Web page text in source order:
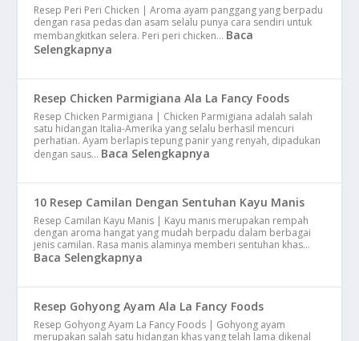
Resep Peri Peri Chicken | Aroma ayam panggang yang berpadu
dengan rasa pedas dan asam selalu punya cara sendiri untuk
membangkitkan selera. Peri peri chicken… Baca
Selengkapnya
Resep Chicken Parmigiana Ala La Fancy Foods
Resep Chicken Parmigiana | Chicken Parmigiana adalah salah
satu hidangan Italia-Amerika yang selalu berhasil mencuri
perhatian. Ayam berlapis tepung panir yang renyah, dipadukan
dengan saus… Baca Selengkapnya
10 Resep Camilan Dengan Sentuhan Kayu Manis
Resep Camilan Kayu Manis | Kayu manis merupakan rempah
dengan aroma hangat yang mudah berpadu dalam berbagai
jenis camilan. Rasa manis alaminya memberi sentuhan khas…
Baca Selengkapnya
Resep Gohyong Ayam Ala La Fancy Foods
Resep Gohyong Ayam La Fancy Foods | Gohyong ayam
merupakan salah satu hidangan khas yang telah lama dikenal